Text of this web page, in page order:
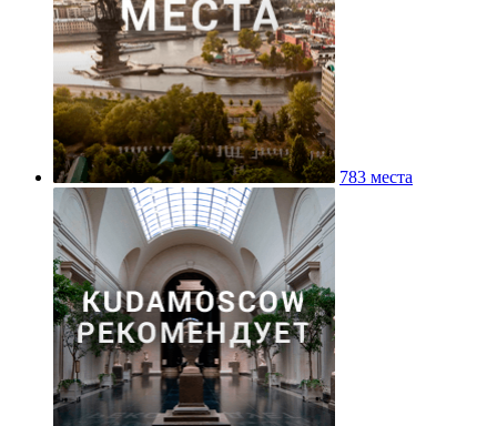
783 места